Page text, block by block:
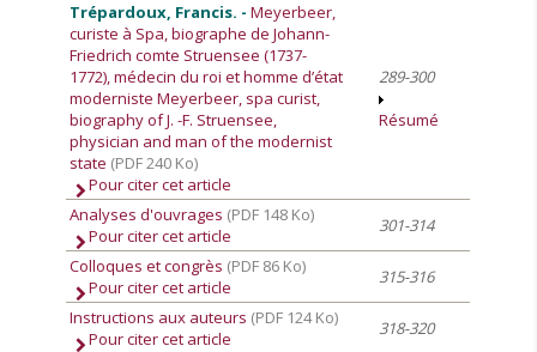
Trépardoux, Francis. -Meyerbeer,
curiste à Spa, biographe de Johann-
Friedrich comte Struensee (1737-
1772), médecin du roi et homme d’état
moderniste Meyerbeer, spa curist,
biography of J. -F. Struensee,
physician and man of the modernist
state (PDF 240 Ko)
Pour citer cet article
289-300
Résumé
Analyses d'ouvrages (PDF 148 Ko)
Pour citer cet article
301-314
Colloques et congrès (PDF 86 Ko)
Pour citer cet article
315-316
Instructions aux auteurs (PDF 124 Ko)
Pour citer cet article
318-320